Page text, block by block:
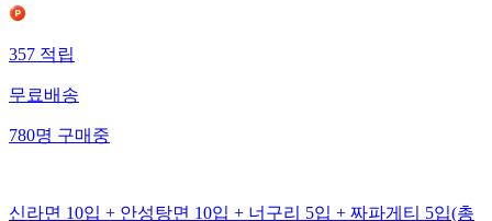
357 적립
무료배송
780명 구매중
신라면 10입 + 안성탕면 10입 + 너구리 5입 + 짜파게티 5입(총